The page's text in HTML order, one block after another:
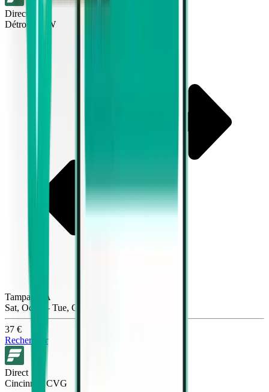
Direct
Détroit DTW
Tampa TPA
Sat, Oct 3 – Tue, Oct 6
37 €
Rechercher
Direct
Cincinnati CVG